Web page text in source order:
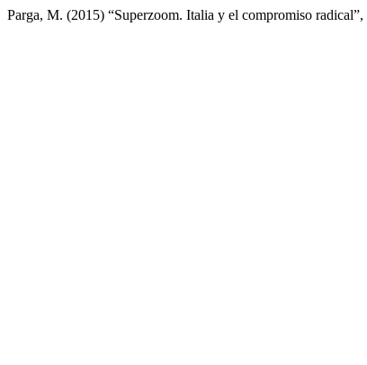
Parga, M. (2015) “Superzoom. Italia y el compromiso radical”,